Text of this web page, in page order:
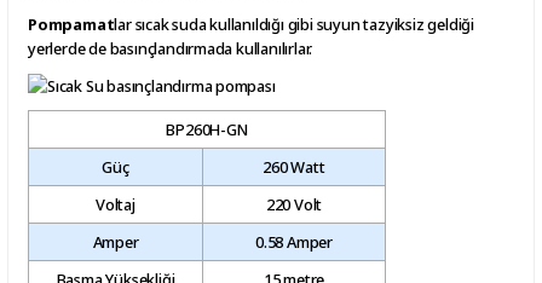
Pompamatlar sıcak suda kullanıldığı gibi suyun tazyiksiz geldiği
yerlerde de basınçlandırmada kullanılırlar.
BP260H-GN
Güç
260 Watt
Voltaj
220 Volt
Amper
0.58 Amper